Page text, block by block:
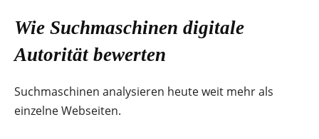
Wie Suchmaschinen digitale
Autorität bewerten
Suchmaschinen analysieren heute weit mehr als
einzelne Webseiten.